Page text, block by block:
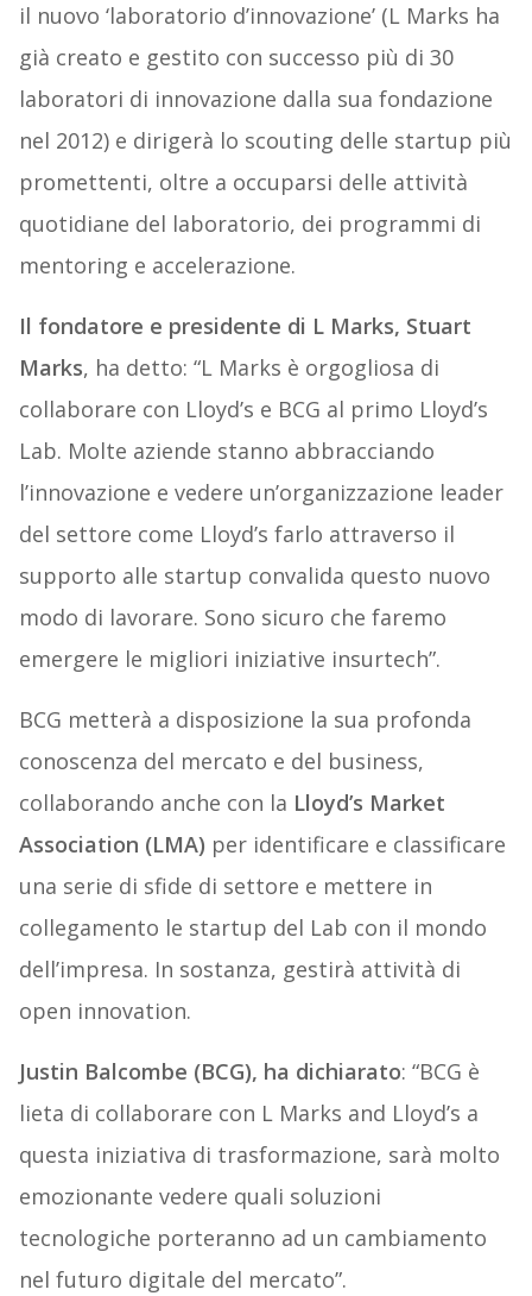
il nuovo ‘laboratorio d’innovazione’ (L Marks ha
già creato e gestito con successo più di 30
laboratori di innovazione dalla sua fondazione
nel 2012) e dirigerà lo scouting delle startup più
promettenti, oltre a occuparsi delle attività
quotidiane del laboratorio, dei programmi di
mentoring e accelerazione.
Il fondatore e presidente di L Marks, Stuart
Marks, ha detto: “L Marks è orgogliosa di
collaborare con Lloyd’s e BCG al primo Lloyd’s
Lab. Molte aziende stanno abbracciando
l’innovazione e vedere un’organizzazione leader
del settore come Lloyd’s farlo attraverso il
supporto alle startup convalida questo nuovo
modo di lavorare. Sono sicuro che faremo
emergere le migliori iniziative insurtech”.
BCG metterà a disposizione la sua profonda
conoscenza del mercato e del business,
collaborando anche con la Lloyd’s Market
Association (LMA) per identificare e classificare
una serie di sfide di settore e mettere in
collegamento le startup del Lab con il mondo
dell’impresa. In sostanza, gestirà attività di
open innovation.
Justin Balcombe (BCG), ha dichiarato: “BCG è
lieta di collaborare con L Marks and Lloyd’s a
questa iniziativa di trasformazione, sarà molto
emozionante vedere quali soluzioni
tecnologiche porteranno ad un cambiamento
nel futuro digitale del mercato”.